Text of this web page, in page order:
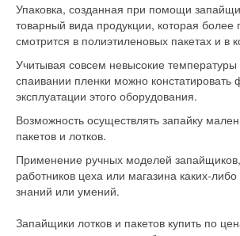
Упаковка, созданная при помощи
товарный вида продукции, которая более
смотрится в полиэтиленовых пакетах и в
Учитывая совсем невысокие температуры
спаивании пленки можно констатировать
эксплуатации этого оборудования.
Возможность осуществлять запайку
пакетов и лотков.
Применение ручных моделей
работников цеха или магазина каких-
знаний или умений.
Запайщики лотков и пакетов купить по